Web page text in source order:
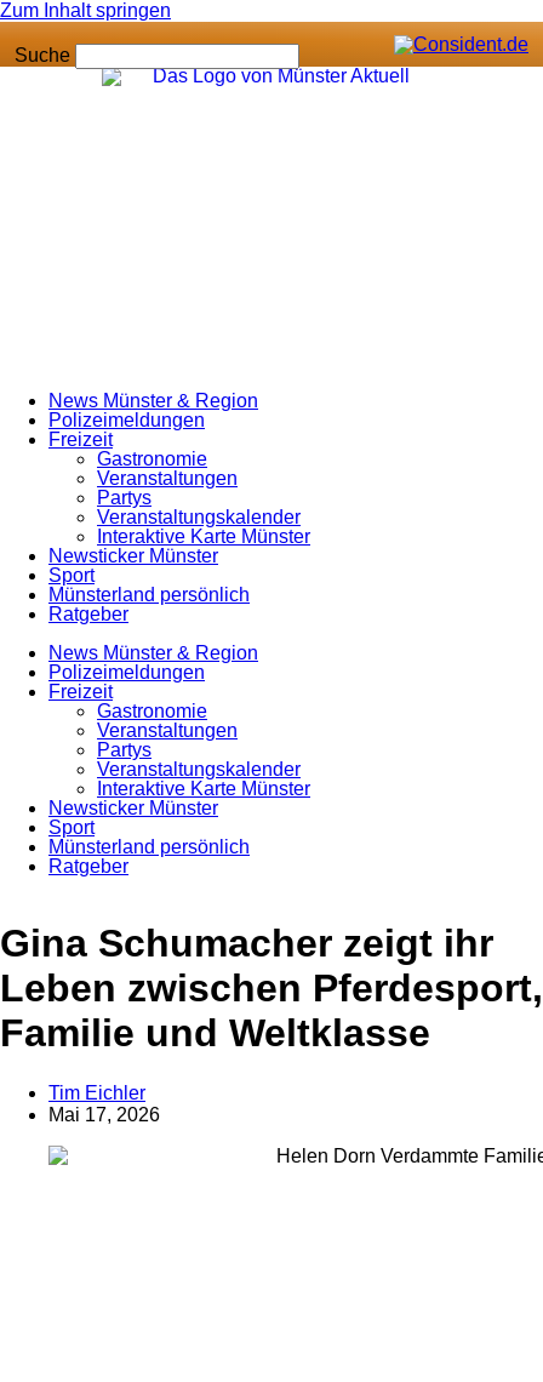
Zum Inhalt springen
Suche
News Münster & Region
Polizeimeldungen
Freizeit
Gastronomie
Veranstaltungen
Partys
Veranstaltungskalender
Interaktive Karte Münster
Newsticker Münster
Sport
Münsterland persönlich
Ratgeber
News Münster & Region
Polizeimeldungen
Freizeit
Gastronomie
Veranstaltungen
Partys
Veranstaltungskalender
Interaktive Karte Münster
Newsticker Münster
Sport
Münsterland persönlich
Ratgeber
Anzeige
Gina Schumacher zeigt ihr
Leben zwischen Pferdesport,
Familie und Weltklasse
Tim Eichler
Mai 17, 2026